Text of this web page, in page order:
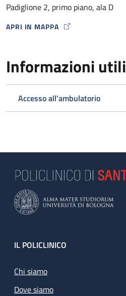
Padiglione 2, primo piano, ala D
APRI IN MAPPA
MAP ICON
Informazioni utili
Accesso all'ambulatorio
Footer
IL POLICLINICO
Chi siamo
Dove siamo